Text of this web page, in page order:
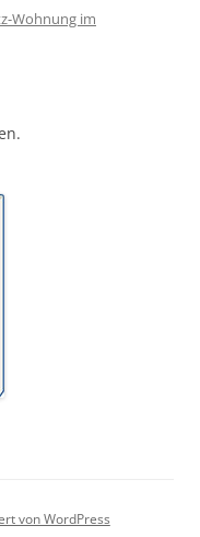
Wohnung im
von WordPress